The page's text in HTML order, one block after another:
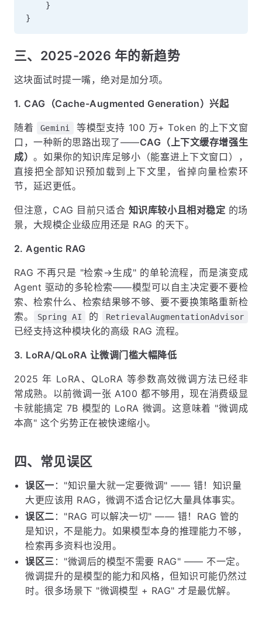
}
}
三、2025-2026 年的新趋势
这块面试时提一嘴，绝对是加分项。
1. CAG（Cache-Augmented Generation）兴起
随着 Gemini
等模型支持 100 万+ Token 的上下文窗
口，一种新的思路出现了——CAG（上下文缓存增强生
成）。如果你的知识库足够小（能塞进上下文窗口），
直接把全部知识预加载到上下文里，省掉向量检索环
节，延迟更低。
但注意，CAG 目前只适合 知识库较小且相对稳定 的场
景，大规模企业级应用还是 RAG 的天下。
2. Agentic RAG
RAG 不再只是 "检索→生成" 的单轮流程，而是演变成
Agent 驱动的多轮检索——模型可以自主决定要不要检
索、检索什么、检索结果够不够、要不要换策略重新检
索。
Spring AI 的 RetrievalAugmentationAdvisor
已经支持这种模块化的高级 RAG 流程。
3. LoRA/QLoRA 让微调门槛大幅降低
2025 年 LoRA、QLoRA 等参数高效微调方法已经非
常成熟。以前微调一张 A100 都不够用，现在消费级显
卡就能搞定 7B 模型的 LoRA 微调。这意味着 "微调成
本高" 这个劣势正在被快速缩小。
四、常见误区
误区一 ："知识量大就一定要微调" —— 错！知识量
大更应该用 RAG，微调不适合记忆大量具体事实。
误区二 ："RAG 可以解决一切" —— 错！RAG 管的
是知识，不是能力。如果模型本身的推理能力不够，
检索再多资料也没用。
误区三 ："微调后的模型不需要 RAG" —— 不一定。
微调提升的是模型的能力和风格，但知识可能仍然过
时。很多场景下 "微调模型 + RAG" 才是最优解。